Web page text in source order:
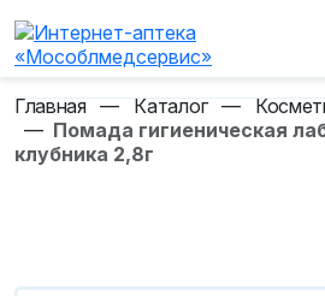
Главная — Каталог —
— Помада гигиеническая
клубника 2,8г